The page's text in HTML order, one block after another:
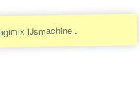
IJsmachine .